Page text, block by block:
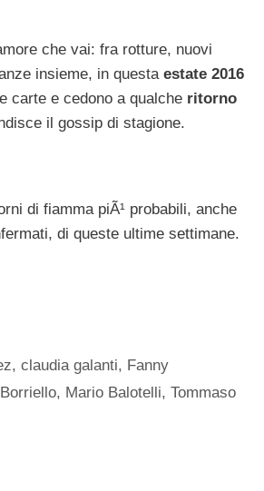
che vai: fra rotture, nuovi
insieme, in questa estate 2016
carte e cedono a qualche ritorno
il gossip di stagione.
di fiamma piÃ¹ probabili, anche
di queste ultime settimane.
,claudia galanti, Fanny
, Mario Balotelli, Tommaso